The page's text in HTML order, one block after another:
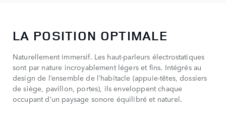
LA POSITION OPTIMALE
Naturellement immersif. Les haut-parleurs électrostatiques
sont par nature incroyablement légers et fins. Intégrés au
design de l’ensemble de l’habitacle (appuie-têtes, dossiers
de siège, pavillon, portes), ils enveloppent chaque
occupant d’un paysage sonore équilibré et naturel.